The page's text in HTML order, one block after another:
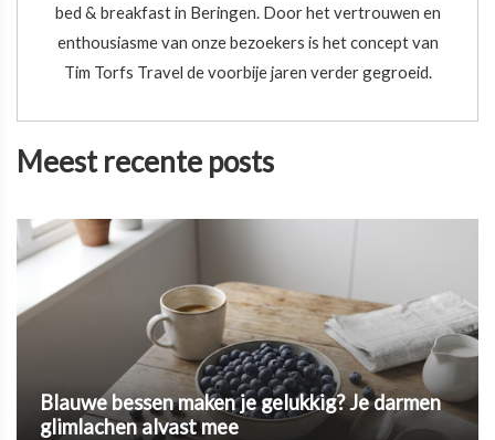
bed & breakfast in Beringen. Door het vertrouwen en
enthousiasme van onze bezoekers is het concept van
Tim Torfs Travel de voorbije jaren verder gegroeid.
Meest recente posts
Blauwe bessen maken je gelukkig? Je darmen
glimlachen alvast mee